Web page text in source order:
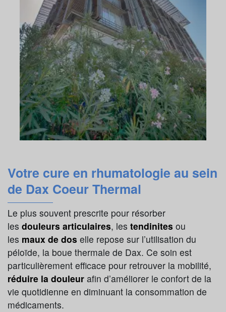
Votre cure en rhumatologie au sein
de Dax Coeur Thermal
Le plus souvent prescrite pour résorber
les douleurs articulaires, les tendinites ou
les maux de dos elle repose sur l’utilisation du
péloïde, la boue thermale de Dax. Ce soin est
particulièrement efficace pour retrouver la mobilité,
réduire la douleur afin d’améliorer le confort de la
vie quotidienne en diminuant la consommation de
médicaments.